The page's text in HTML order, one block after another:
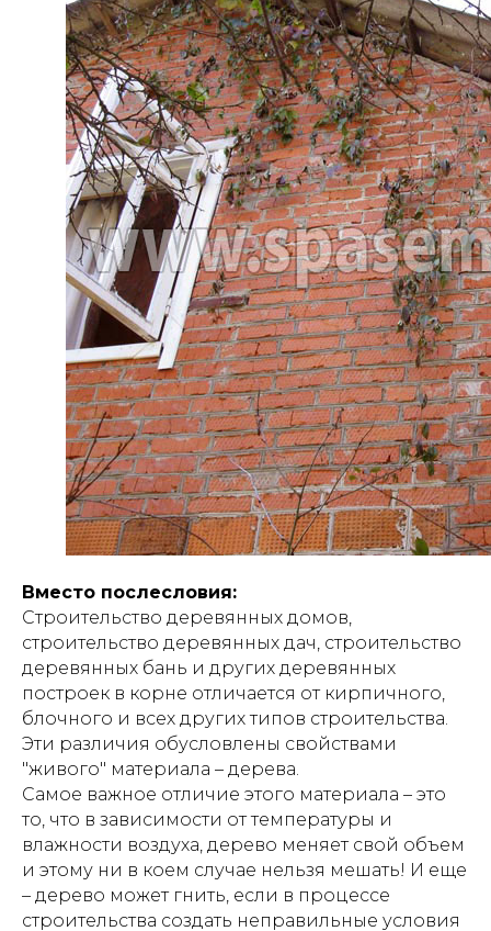
Вместо послесловия:
Строительство деревянных домов,
строительство деревянных дач, строительство
деревянных бань и других деревянных
построек в корне отличается от кирпичного,
блочного и всех других типов строительства.
Эти различия обусловлены свойствами
"живого" материала – дерева.
Самое важное отличие этого материала – это
то, что в зависимости от температуры и
влажности воздуха, дерево меняет свой объем
и этому ни в коем случае нельзя мешать! И еще
– дерево может гнить, если в процессе
строительства создать неправильные условия